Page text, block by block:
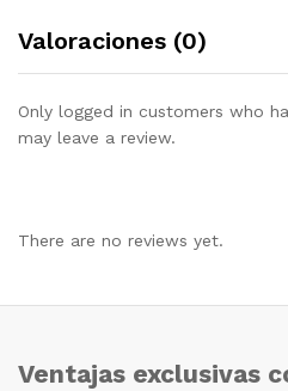
Valoraciones (0)
Only logged in customers who
may leave a review.
There are no reviews yet.
Ventajas exclusivas